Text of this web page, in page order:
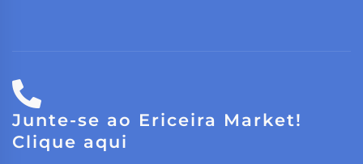
Junte-se ao Ericeira Market!
Clique aqui